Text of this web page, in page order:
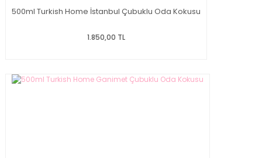
500ml Turkish Home İstanbul Çubuklu Oda Kokusu
1.850,00 TL